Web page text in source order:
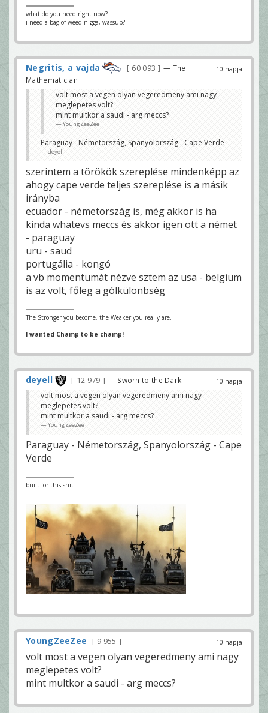
what do you need right now?
i need a bag of weed nigga, wassup?!
10 napja
Negritis, a vajda 60 093
— The
Mathematician
volt most a vegen olyan vegeredmeny ami nagy
meglepetes volt?
mint multkor a saudi - arg meccs?
YoungZeeZee
Paraguay - Németország, Spanyolország - Cape Verde
deyell
szerintem a törökök szereplése mindenképp az
ahogy cape verde teljes szereplése is a másik
irányba
ecuador - németország is, még akkor is ha
kinda whatevs meccs és akkor igen ott a német
- paraguay
uru - saud
portugália - kongó
a vb momentumát nézve sztem az usa - belgium
is az volt, főleg a gólkülönbség
The Stronger you become, the Weaker you really are.
I wanted Champ to be champ!
10 napja
deyell 12 979 — Sworn to the Dark
volt most a vegen olyan vegeredmeny ami nagy
meglepetes volt?
mint multkor a saudi - arg meccs?
YoungZeeZee
Paraguay - Németország, Spanyolország - Cape
Verde
built for this shit
10 napja
YoungZeeZee 9 955
volt most a vegen olyan vegeredmeny ami nagy
meglepetes volt?
mint multkor a saudi - arg meccs?